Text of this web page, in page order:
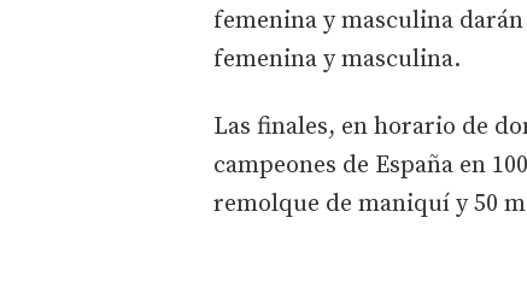
femenina y masculina
femenina y masculina.
Las finales, en horario de
campeones de España en
remolque de maniquí y 50